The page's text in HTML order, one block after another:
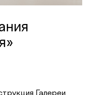
Галереи